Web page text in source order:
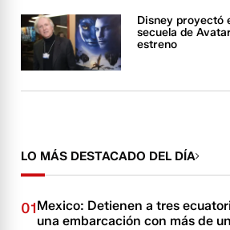
Disney proyectó
secuela de
estreno
LO MÁS DESTACADO DEL DÍA
01Mexico: Detienen a tres
una embarcación con más de